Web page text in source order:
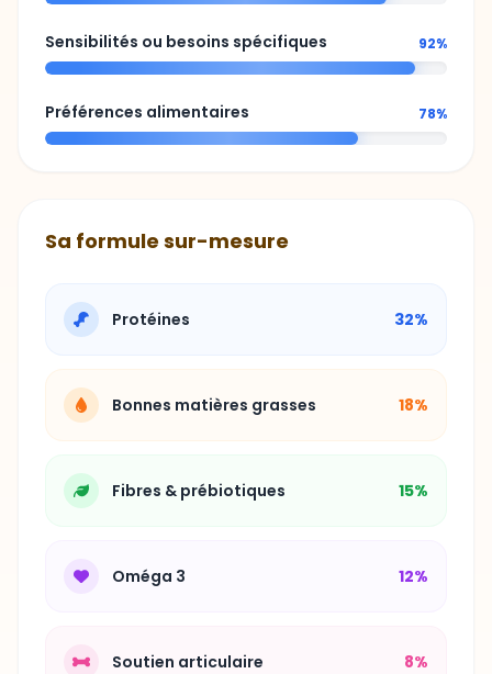
Sensibilités ou besoins spécifiques 92%
Préférences alimentaires 78%
Sa formule sur-mesure
Protéines 32%
Bonnes matières grasses 18%
Fibres & prébiotiques 15%
Oméga 3 12%
Soutien articulaire 8%